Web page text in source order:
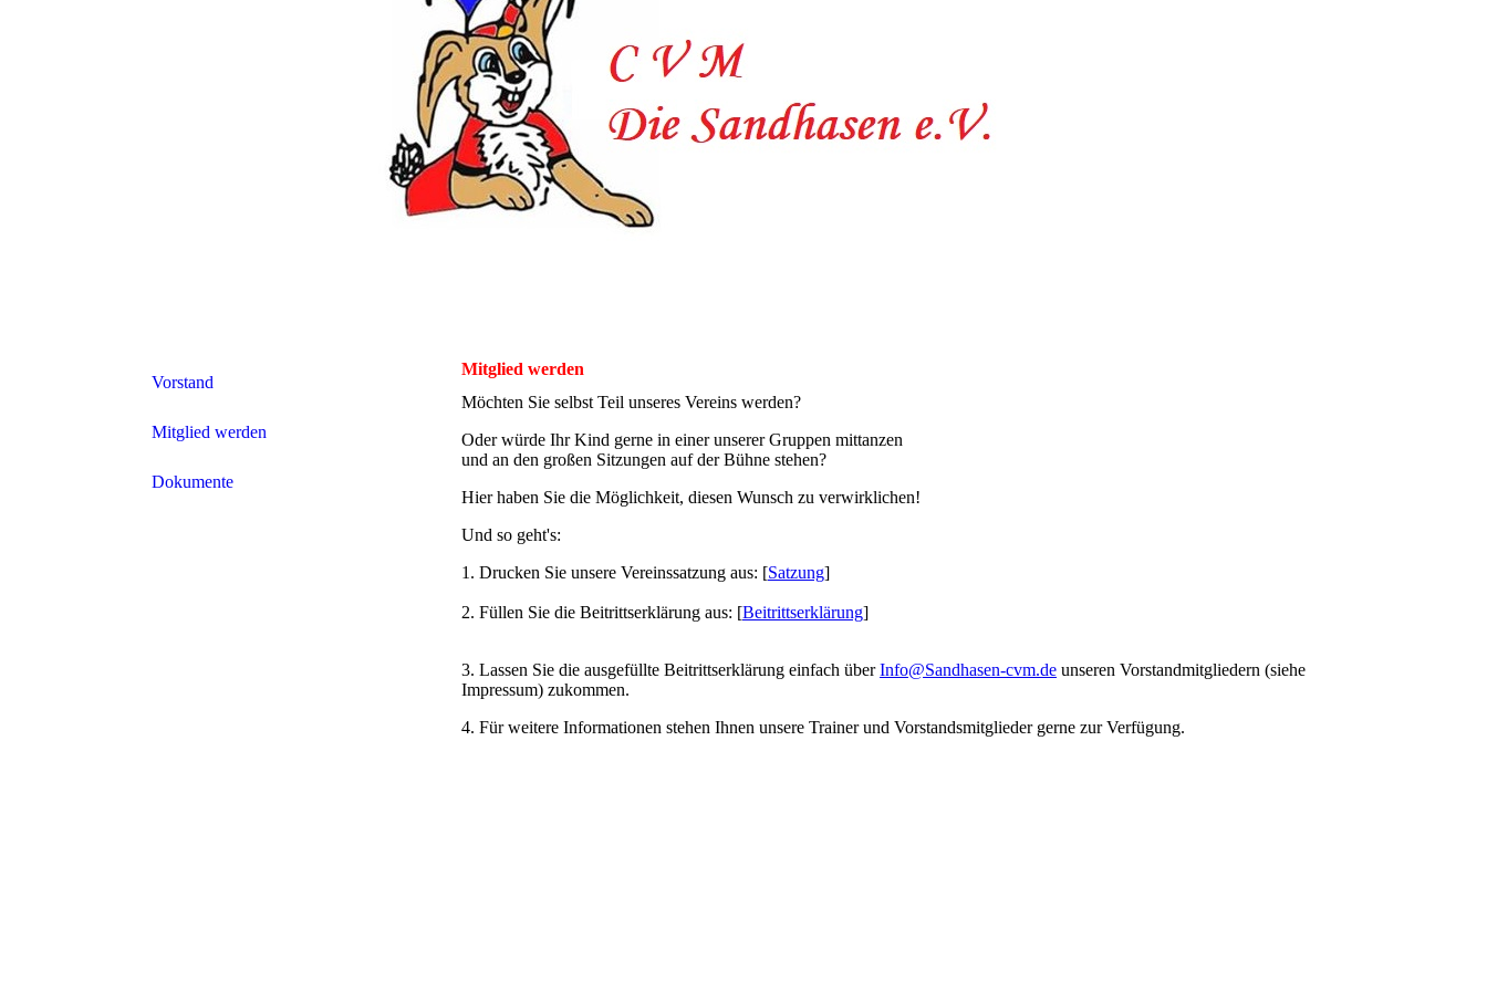
Vorstand
Mitglied werden
Dokumente
Mitglied werden
Möchten Sie selbst Teil unseres Vereins werden?
Oder würde Ihr Kind gerne in einer unserer Gruppen mittanzen
und an den großen Sitzungen auf der Bühne stehen?
Hier haben Sie die Möglichkeit, diesen Wunsch zu verwirklichen!
Und so geht's:
1. Drucken Sie unsere Vereinssatzung aus: [Satzung]
2. Füllen Sie die Beitrittserklärung aus: [Beitrittserklärung]
3. Lassen Sie die ausgefüllte Beitrittserklärung einfach überInfo@Sandhasen-cvm.de unseren Vorstandmitgliedern (siehe
Impressum) zukommen.
4. Für weitere Informationen stehen Ihnen unsere Trainer und Vorstandsmitglieder gerne zur Verfügung.